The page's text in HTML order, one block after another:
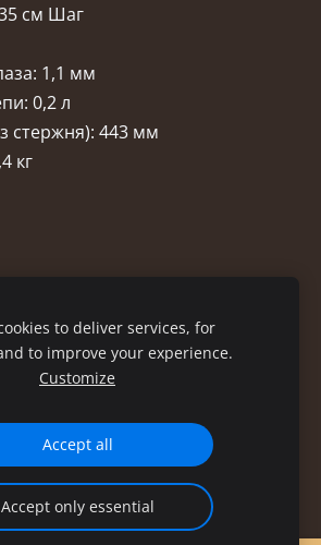
см Шаг
1,1 мм
0,2 л
стержня): 443 мм
кг
to deliver services, for
to improve your experience.
Customize
Accept all
Accept only essential